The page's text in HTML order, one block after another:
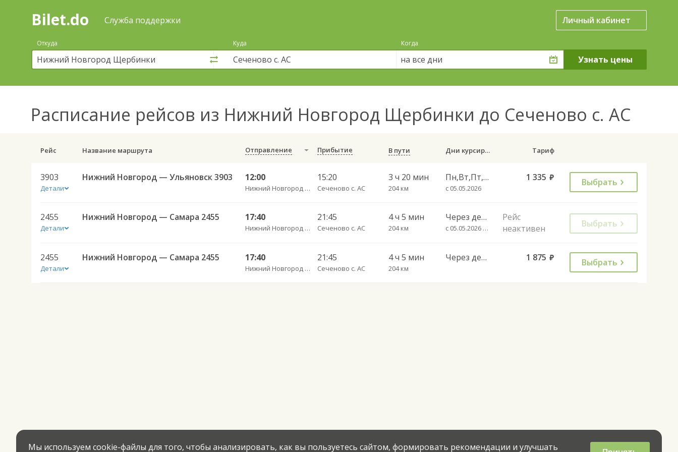
Поиск
покупка
билетов
автобус
онлайн
Bilet.do Служба поддержки Личный кабинет
Откуда Куда Когда
на все дни
Расписание рейсов из Нижний Новгород Щербинки до Сеченово с. АС
Рейс Название маршрута Отправление Прибытие В пути Дни курсирования Тариф
3903
Детали
Нижний Новгород — Ульяновск 3903 12:00
Нижний Новгород Щербинки
15:20
Сеченово с. АС
3 ч 20 мин
204 км
Пн,Вт,Пт,Сб,Вс
с 05.05.2026
1 335 руб. Выбрать
2455
Детали
Нижний Новгород — Самара 2455 17:40
Нижний Новгород Щербинки
21:45
Сеченово с. АС
4 ч 5 мин
204 км
Через день
с 05.05.2026 до 13.07.2026
Рейс
неактивен
Выбрать
2455
Детали
Нижний Новгород — Самара 2455 17:40
Нижний Новгород Щербинки
21:45
Сеченово с. АС
4 ч 5 мин
204 км
Через день 1 875 руб. Выбрать
Мы используем cookie-файлы для того, чтобы анализировать, как вы пользуетесь сайтом, формировать рекомендации и улучшать